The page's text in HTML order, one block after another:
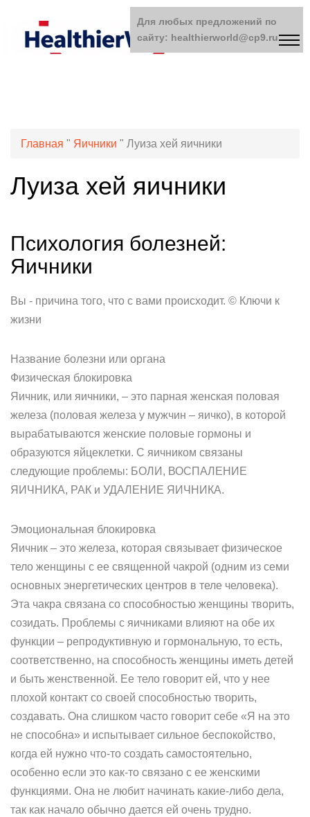
Главная " Яичники " Луиза хей яичники
Луиза хей яичники
Психология болезней:
Яичники
Вы - причина того, что с вами происходит. © Ключи к
жизни
Название болезни или органа
Физическая блокировка
Яичник, или яичники, – это парная женская половая
железа (половая железа у мужчин – яичко), в которой
вырабатываются женские половые гормоны и
образуются яйцеклетки. С яичником связаны
следующие проблемы: БОЛИ, ВОСПАЛЕНИЕ
ЯИЧНИКА, РАК и УДАЛЕНИЕ ЯИЧНИКА.
Эмоциональная блокировка
Яичник – это железа, которая связывает физическое
тело женщины с ее священной чакрой (одним из семи
основных энергетических центров в теле человека).
Эта чакра связана со способностью женщины творить,
созидать. Проблемы с яичниками влияют на обе их
функции – репродуктивную и гормональную, то есть,
соответственно, на способность женщины иметь детей
и быть женственной. Ее тело говорит ей, что у нее
плохой контакт со своей способностью творить,
создавать. Она слишком часто говорит себе «Я на это
не способна» и испытывает сильное беспокойство,
когда ей нужно что-то создать самостоятельно,
особенно если это как-то связано с ее женскими
функциями. Она не любит начинать какие-либо дела,
так как начало обычно дается ей очень трудно.
Для любых предложений по
сайту: healthierworld@cp9.ru